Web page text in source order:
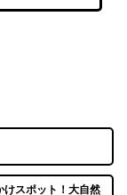
けスポット！大自然